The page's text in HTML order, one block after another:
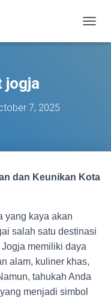
O
I
jogja
7, 2025
dan Keunikan Kota
yang kaya akan
salah satu destinasi
memiliki daya
alam, kuliner khas,
tahukah Anda
menjadi simbol